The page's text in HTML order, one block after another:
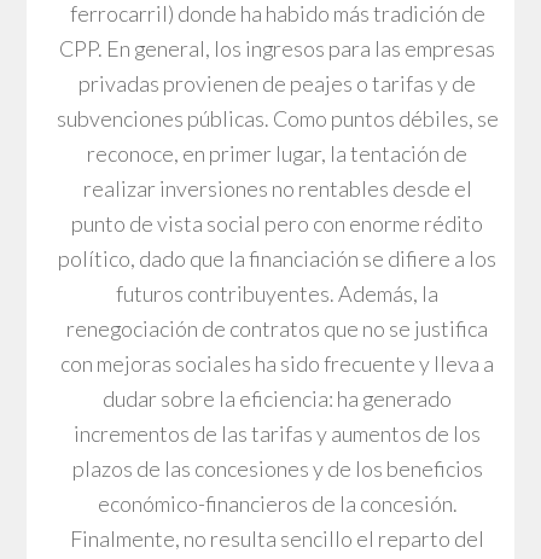
ferrocarril) donde ha habido más tradición de
CPP. En general, los ingresos para las empresas
privadas provienen de peajes o tarifas y de
subvenciones públicas. Como puntos débiles, se
reconoce, en primer lugar, la tentación de
realizar inversiones no rentables desde el
punto de vista social pero con enorme rédito
político, dado que la financiación se difiere a los
futuros contribuyentes. Además, la
renegociación de contratos que no se justifica
con mejoras sociales ha sido frecuente y lleva a
dudar sobre la eficiencia: ha generado
incrementos de las tarifas y aumentos de los
plazos de las concesiones y de los beneficios
económico-financieros de la concesión.
Finalmente, no resulta sencillo el reparto del